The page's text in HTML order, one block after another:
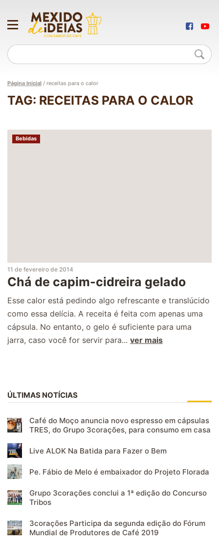
Página Inicial / receitas para o calor
TAG: RECEITAS PARA O CALOR
Bebidas
11 de fevereiro de 2014
Chá de capim-cidreira gelado
Esse calor está pedindo algo refrescante e translúcido
como essa delícia. A receita é feita com apenas uma
cápsula. No entanto, o gelo é suficiente para uma
jarra, caso você for servir para... ver mais
ÚLTIMAS NOTÍCIAS
Café do Moço anuncia novo espresso em cápsulas
TRES, do Grupo 3corações, para consumo em casa
Live ALOK Na Batida para Fazer o Bem
Pe. Fábio de Melo é embaixador do Projeto Florada
Grupo 3corações conclui a 1ª edição do Concurso
Tribos
3corações Participa da segunda edição do Fórum
Mundial de Produtores de Café 2019